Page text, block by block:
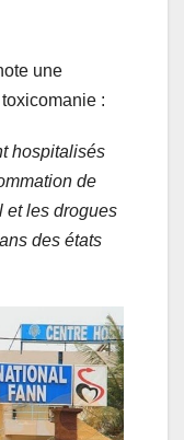
une
:
hospitalisés
de
et les drogues
des états